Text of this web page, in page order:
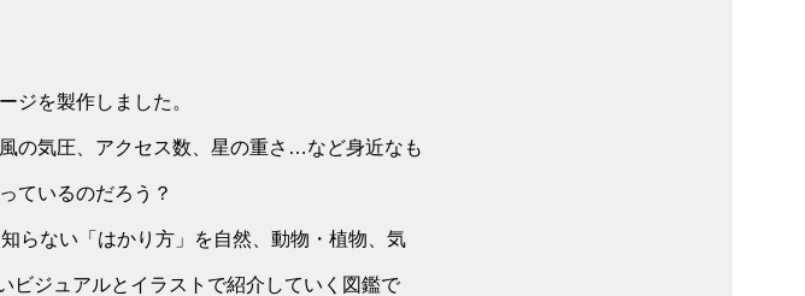
ジを製作しました。
の気圧、アクセス数、星の重さ…など身近なも
ているのだろう？
らない「はかり方」を自然、動物・植物、気
ビジュアルとイラストで紹介していく図鑑で